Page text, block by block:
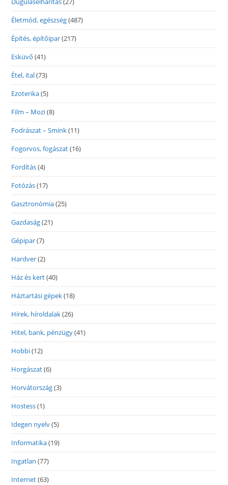
Életmód, egészség(487)
Építés, építőipar(217)
Esküvő (41)
Étel, ital(73)
Ezoterika(5)
Film – Mozi(8)
Fodrászat – Smink(11)
Fogorvos, fogászat(16)
Fordítás(4)
Fotózás(17)
Gasztronómia(25)
Gazdaság(21)
Gépipar(7)
Hardver(2)
Ház és kert(40)
Háztartási gépek(18)
Hírek, híroldalak(26)
Hitel, bank, pénzügy(41)
Hobbi(12)
Horgászat(6)
Horvátország(3)
Hostess(1)
Idegen nyelv(5)
Informatika(19)
Ingatlan (77)
Internet(63)